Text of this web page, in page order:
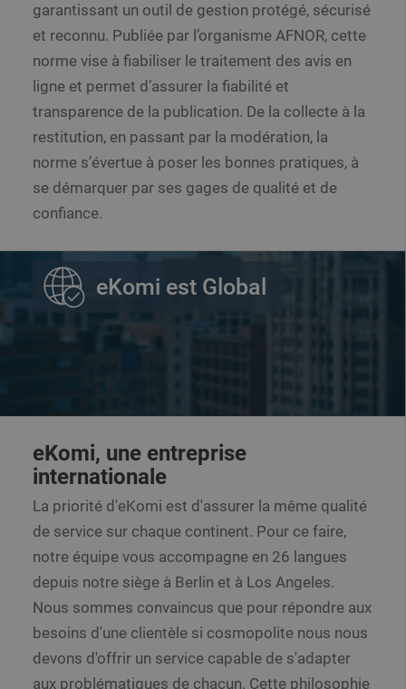
garantissant un outil de gestion protégé, sécurisé
et reconnu. Publiée par l’organisme AFNOR, cette
norme vise à fiabiliser le traitement des avis en
ligne et permet d’assurer la fiabilité et
transparence de la publication. De la collecte à la
restitution, en passant par la modération, la
norme s’évertue à poser les bonnes pratiques, à
se démarquer par ses gages de qualité et de
confiance.
eKomi est Global
eKomi, une entreprise
internationale
La priorité d'eKomi est d'assurer la même qualité
de service sur chaque continent. Pour ce faire,
notre équipe vous accompagne en 26 langues
depuis notre siège à Berlin et à Los Angeles.
Nous sommes convaincus que pour répondre aux
besoins d'une clientèle si cosmopolite nous nous
devons d'offrir un service capable de s'adapter
aux problématiques de chacun. Cette philosophie